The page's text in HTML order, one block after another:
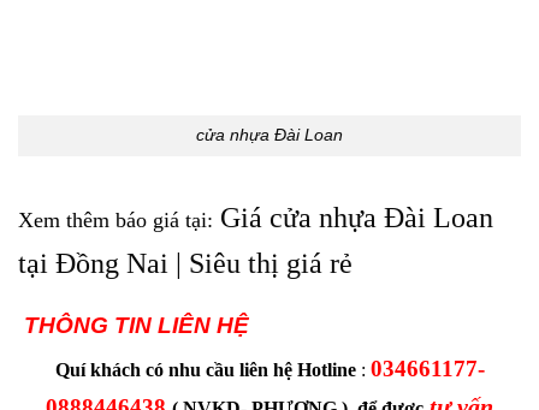
cửa nhựa Đài Loan
Xem thêm báo giá tại: Giá cửa nhựa Đài Loan
tại Đồng Nai | Siêu thị giá rẻ
THÔNG TIN LIÊN HỆ
Quí khách có nhu cầu liên hệ Hotline: 034661177-